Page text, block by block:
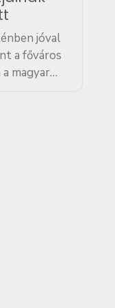
jóval
a főváros
magyar